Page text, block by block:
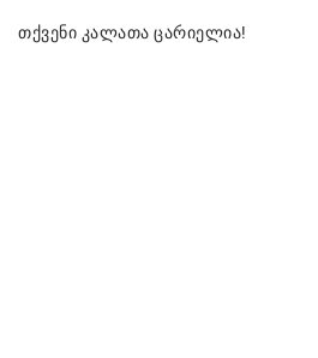
Გრანდიფლორა
თქვენი კალათა ცარიელია!